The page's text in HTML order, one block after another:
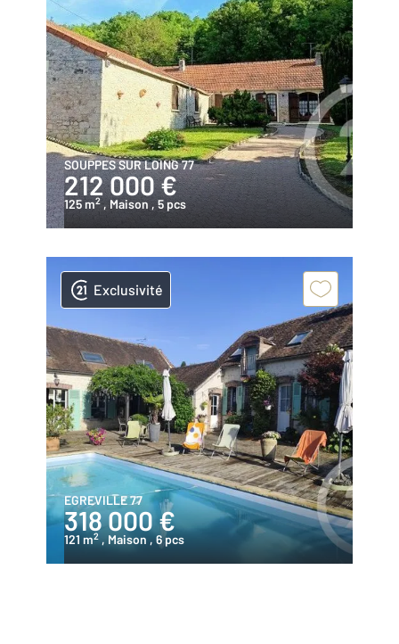
SOUPPES SUR LOING 77
212 000 €
125 m2 , Maison , 5 pcs
Exclusivité
EGREVILLE 77
318 000 €
121 m2 , Maison , 6 pcs